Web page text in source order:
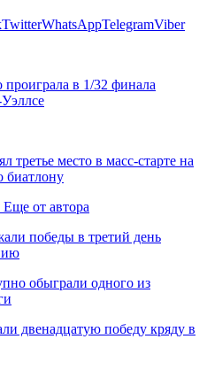
TwitterWhatsAppTelegramViber
в 1/32 финала
третье место в масс-старте на
биатлону
Еще от автора
победы в третий день
обыграли одного из
двенадцатую победу кряду в